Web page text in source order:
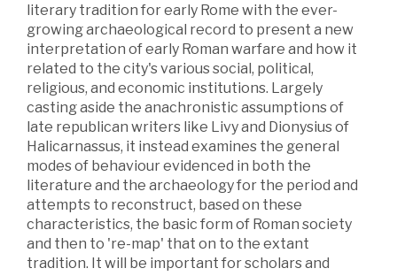
literary tradition for early Rome with the ever-
growing archaeological record to present a new
interpretation of early Roman warfare and how it
related to the city's various social, political,
religious, and economic institutions. Largely
casting aside the anachronistic assumptions of
late republican writers like Livy and Dionysius of
Halicarnassus, it instead examines the general
modes of behaviour evidenced in both the
literature and the archaeology for the period and
attempts to reconstruct, based on these
characteristics, the basic form of Roman society
and then to 're-map' that on to the extant
tradition. It will be important for scholars and